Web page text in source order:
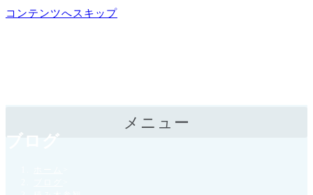
コンテンツへスキップ
メニュー
ブログ